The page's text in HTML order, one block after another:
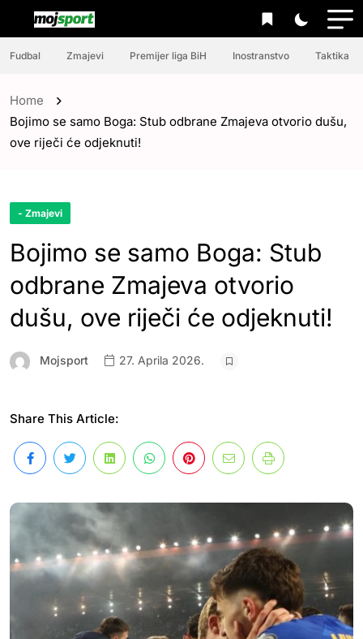
Fudbal Zmajevi Premijer liga BiH Inostranstvo Taktika
Home
Bojimo se samo Boga: Stub odbrane Zmajeva otvorio dušu,
ove riječi će odjeknuti!
- Zmajevi
Bojimo se samo Boga: Stub
odbrane Zmajeva otvorio
dušu, ove riječi će odjeknuti!
Mojsport 27. Aprila 2026.
Share This Article: